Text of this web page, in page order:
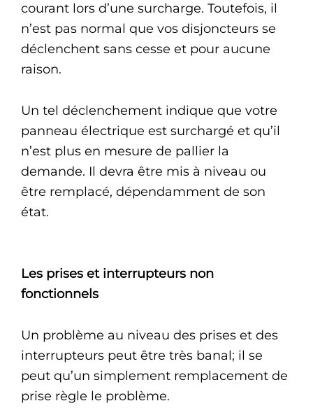
courant lors d’une surcharge. Toutefois, il
n’est pas normal que vos disjoncteurs se
déclenchent sans cesse et pour aucune
raison.
Un tel déclenchement indique que votre
panneau électrique est surchargé et qu’il
n’est plus en mesure de pallier la
demande. Il devra être mis à niveau ou
être remplacé, dépendamment de son
état.
Les prises et interrupteurs non
fonctionnels
Un problème au niveau des prises et des
interrupteurs peut être très banal; il se
peut qu’un simplement remplacement de
prise règle le problème.